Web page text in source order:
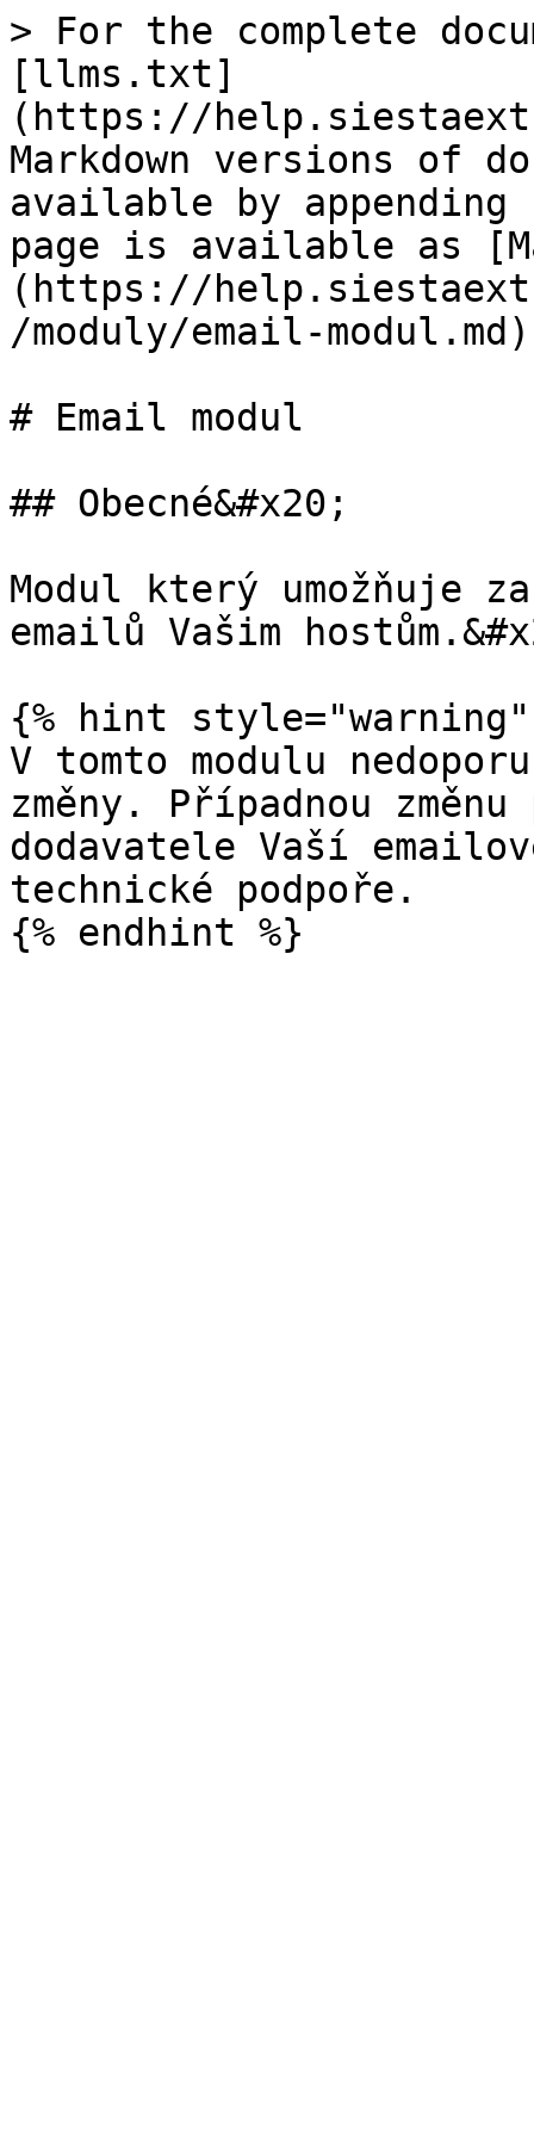
> For the complete
[llms.txt]
(https://
Markdown versions of
available by
page is available as
(https://
/moduly/email-
# Email modul
## Obecné&#x20;
Modul který umožňuje
emailů Vašim
{% hint style="warning"
V tomto modulu
změny. Případnou
dodavatele Vaší
technické podpoře.